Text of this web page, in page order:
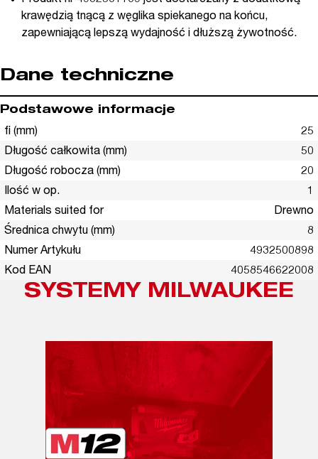
krawędzią tnącą z węglika spiekanego na końcu,
zapewniającą lepszą wydajność i dłuższą żywotność.
Dane techniczne
Podstawowe informacje
fi (mm)
25
Długość całkowita (mm)
50
Długość robocza (mm)
20
Ilość w op.
1
Materials suited for
Drewno
Średnica chwytu (mm)
8
Numer Artykułu
4932500898
Kod EAN
4058546622008
SYSTEMY MILWAUKEE